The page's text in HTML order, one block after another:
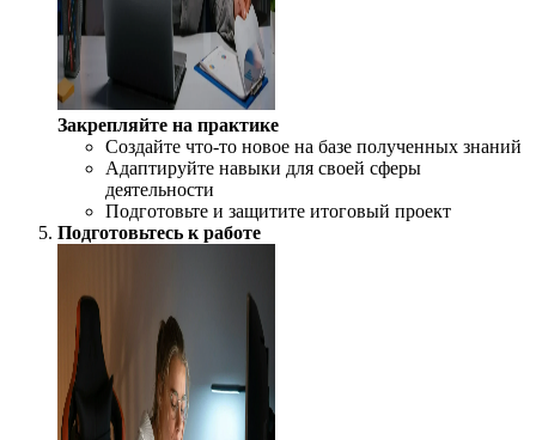
Закрепляйте на практике
Создайте что-то новое на базе полученных знаний
Адаптируйте навыки для своей сферы
деятельности
Подготовьте и защитите итоговый проект
Подготовьтесь к работе